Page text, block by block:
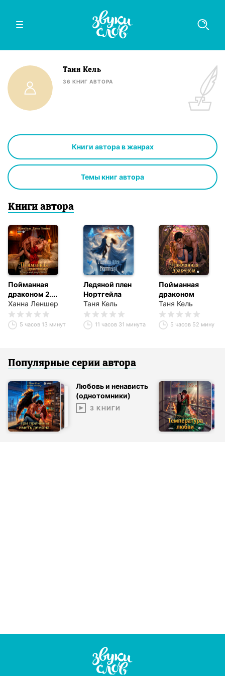
Таня Кель
36 КНИГ АВТОРА
Книги автора в жанрах
Темы книг автора
Книги автора
Пойманная
драконом 2.
Сожгу мир ради
тебя
Ханна Леншер
5 часов 13 минут
Ледяной плен
Нортгейла
Таня Кель
11 часов 31 минута
Пойманная
драконом
Таня Кель
5 часов 52 минуты
Популярные серии автора
Любовь и ненависть
(однотомники)
3 КНИГИ